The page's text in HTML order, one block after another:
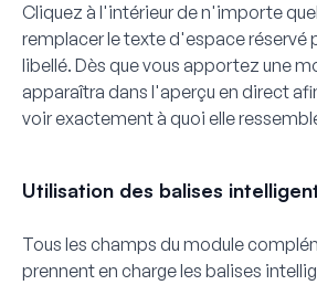
Cliquez à l'intérieur de n'importe
remplacer le texte d'espace réservé
libellé. Dès que vous apportez une
apparaîtra dans l'aperçu en direct
voir exactement à quoi elle
Utilisation des balises
Tous les champs du module
prennent en charge les balises